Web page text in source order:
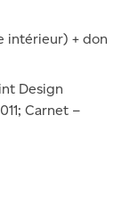
­intérieur) + don
Design
Carnet –